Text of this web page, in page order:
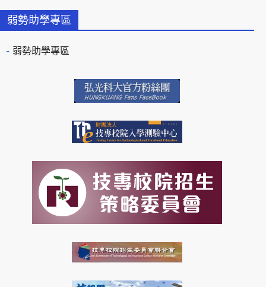
弱勢助學專區
弱勢助學專區